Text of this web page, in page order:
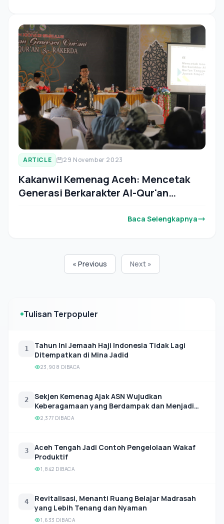
ARTICLE 29 November 2023
Kakanwil Kemenag Aceh: Mencetak
Generasi Berkarakter Al-Qur'an
Baca Selengkapnya
« Previous Next »
Tulisan Terpopuler
1
Tahun Ini Jemaah Haji Indonesia Tidak Lagi
Ditempatkan di Mina Jadid
23,908 DIBACA
2
Sekjen Kemenag Ajak ASN Wujudkan
Keberagamaan yang Berdampak dan Menjadi
Teladan Umat
2,377 DIBACA
3
Aceh Tengah Jadi Contoh Pengelolaan Wakaf
Produktif
1,842 DIBACA
4
Revitalisasi, Menanti Ruang Belajar Madrasah
yang Lebih Tenang dan Nyaman
1,633 DIBACA